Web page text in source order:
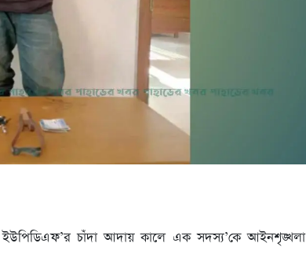
চাঁদা আদায় কালে এক সদস্য’কে আইনশৃঙ্খলা